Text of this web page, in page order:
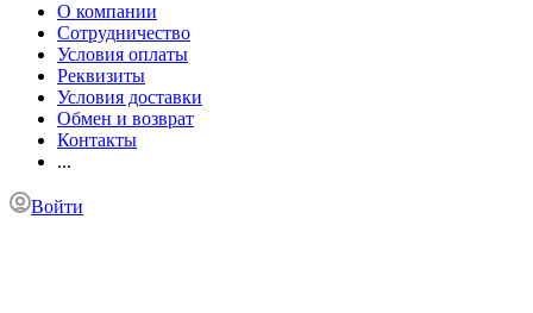
О компании
Сотрудничество
Условия оплаты
Реквизиты
Условия доставки
Обмен и возврат
Контакты
...
Войти